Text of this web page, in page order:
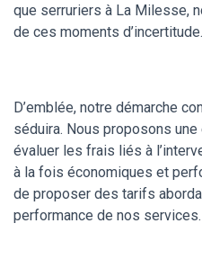
que serruriers à La Milesse,
de ces moments d’incertitude.
D’emblée, notre démarche
séduira. Nous proposons
évaluer les frais liés à
à la fois économiques et
de proposer des tarifs
performance de nos services.